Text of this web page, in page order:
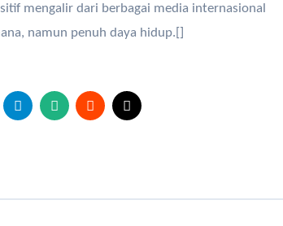
mengalir dari berbagai media internasional
namun penuh daya hidup.[]